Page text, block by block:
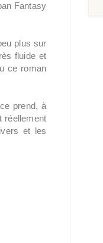
Fantasy
plus sur
fluide et
ce roman
prend, à
réellement
et les